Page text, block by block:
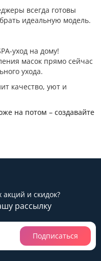
всегда готовы
идеальную модель.
уход на дому!
масок прямо сейчас
ухода.
качество, уют и
на потом – создавайте
акций и скидок?
рассылку
Подписаться